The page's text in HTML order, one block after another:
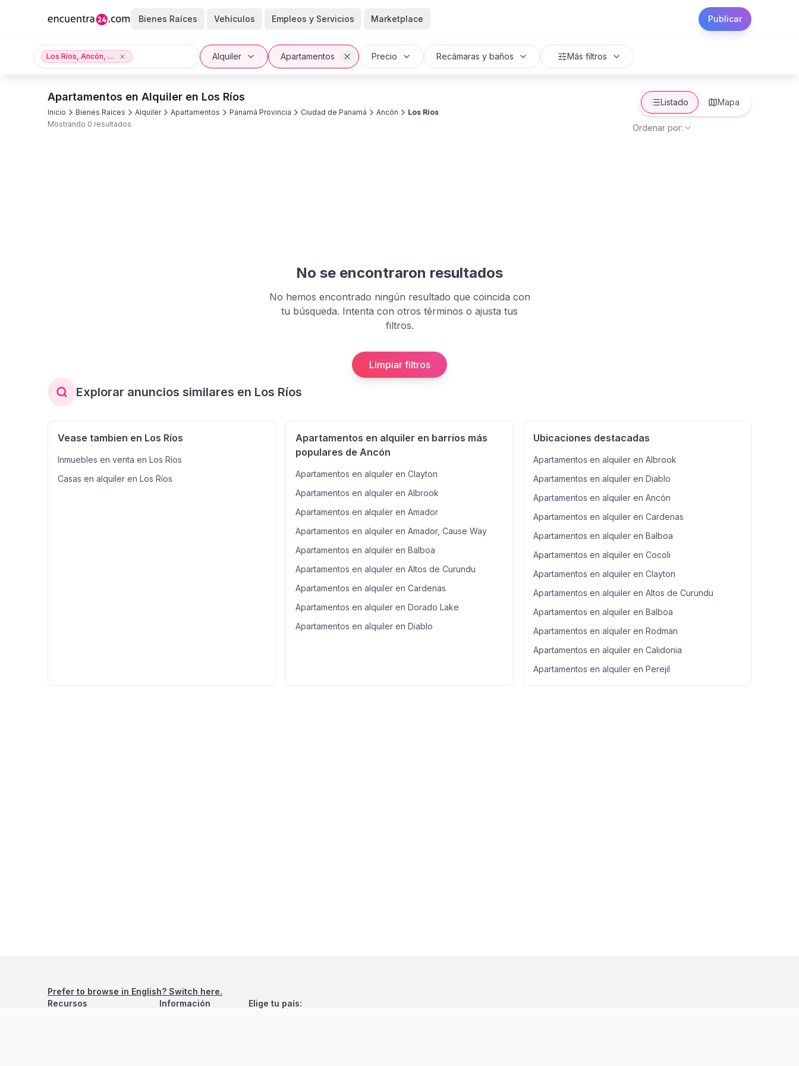
Bienes Raíces Vehículos Empleos y Servicios Marketplace Publicar
Los Ríos, Ancón, Ciudad de Panamá, Panamá Provincia Alquiler Apartamentos Precio Recámaras y baños Más filtros
Apartamentos en Alquiler en Los Ríos
Inicio Bienes Raíces Alquiler Apartamentos Panamá Provincia Ciudad de Panamá Ancón
Los Ríos
Mostrando 0 resultados
Listado Mapa
Ordenar por:
No se encontraron resultados
No hemos encontrado ningún resultado que coincida con
tu búsqueda. Intenta con otros términos o ajusta tus
filtros.
Limpiar filtros
Explorar anuncios similares en Los Ríos
Vease tambien en Los Ríos
Inmuebles en venta en Los Ríos
Casas en alquiler en Los Ríos
Apartamentos en alquiler en barrios más
populares de Ancón
Apartamentos en alquiler en Clayton
Apartamentos en alquiler en Albrook
Apartamentos en alquiler en Amador
Apartamentos en alquiler en Amador, Cause Way
Apartamentos en alquiler en Balboa
Apartamentos en alquiler en Altos de Curundu
Apartamentos en alquiler en Cardenas
Apartamentos en alquiler en Dorado Lake
Apartamentos en alquiler en Diablo
Ubicaciones destacadas
Apartamentos en alquiler en Albrook
Apartamentos en alquiler en Diablo
Apartamentos en alquiler en Ancón
Apartamentos en alquiler en Cardenas
Apartamentos en alquiler en Balboa
Apartamentos en alquiler en Cocoli
Apartamentos en alquiler en Clayton
Apartamentos en alquiler en Altos de Curundu
Apartamentos en alquiler en Balboa
Apartamentos en alquiler en Rodman
Apartamentos en alquiler en Calidonia
Apartamentos en alquiler en Perejil
Prefer to browse in English? Switch here.
Recursos
Información Elige tu país: